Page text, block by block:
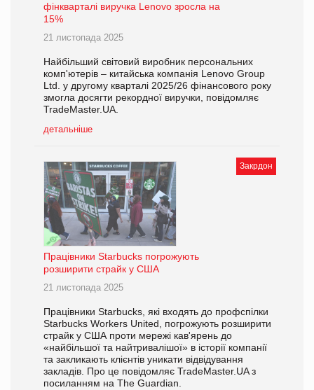
фінкварталі виручка Lenovo зросла на
15%
21 листопада 2025
Найбільший світовий виробник персональних
комп'ютерів – китайська компанія Lenovo Group
Ltd. у другому кварталі 2025/26 фінансового року
змогла досягти рекордної виручки, повідомляє
TradeMaster.UA.
детальніше
Закрдон
Працівники Starbucks погрожують
розширити страйк у США
21 листопада 2025
Працівники Starbucks, які входять до профспілки
Starbucks Workers United, погрожують розширити
страйк у США проти мережі кав'ярень до
«найбільшої та найтривалішої» в історії компанії
та закликають клієнтів уникати відвідування
закладів. Про це повідомляє TradeMaster.UA з
посиланням на The Guardian.